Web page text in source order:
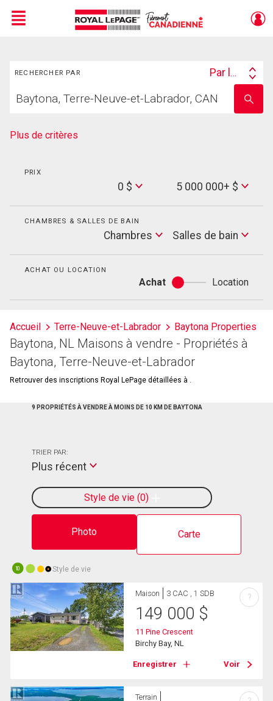
Menu
RECHERCHER PAR
Search
Par lieu
votre
nom
Plus de critères
PRIX
0 $
Max
Price
5 000 000+ $
CHAMBRES & SALLES DE BAIN
Chambres
Salles
de
Salles de bain
ACHAT OU LOCATION
Achat
Achat
ou
Location
Accueil Terre-Neuve-et-Labrador Baytona Properties
Baytona, NL Maisons à vendre - Propriétés à
Baytona, Terre-Neuve-et-Labrador
Retrouver des inscriptions Royal LePage détaillées à .
9 PROPRIÉTÉS À VENDRE À MOINS DE 10 KM DE BAYTONA
Photo Carte
Style de vie 0
TRIER PAR:
Plus récent
10 Style de vie
Maison 3 CAC , 1 SDB
149 000 $
11 Pine Crescent
Birchy Bay, NL
Enregistrer Voir
?
Terrain